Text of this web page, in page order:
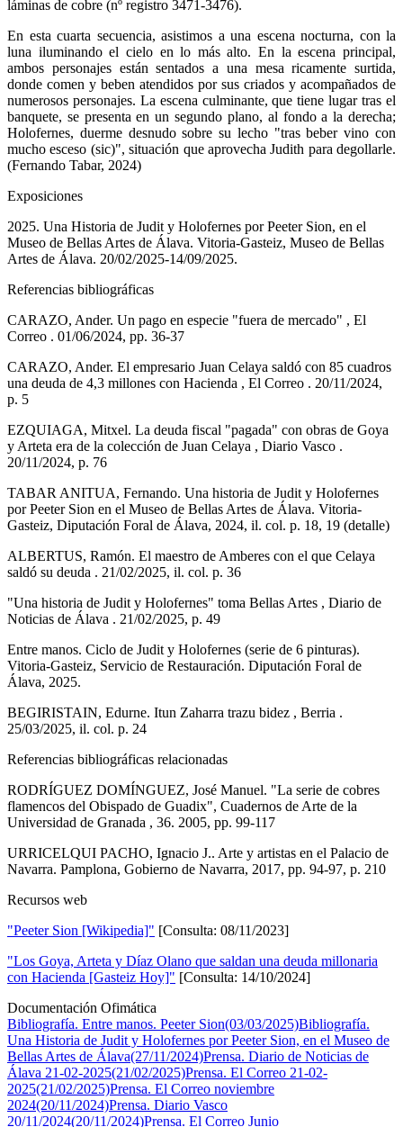
láminas de cobre (nº registro 3471-3476).
En esta cuarta secuencia, asistimos a una escena nocturna, con la
luna iluminando el cielo en lo más alto. En la escena principal,
ambos personajes están sentados a una mesa ricamente surtida,
donde comen y beben atendidos por sus criados y acompañados de
numerosos personajes. La escena culminante, que tiene lugar tras el
banquete, se presenta en un segundo plano, al fondo a la derecha;
Holofernes, duerme desnudo sobre su lecho "tras beber vino con
mucho esceso (sic)", situación que aprovecha Judith para degollarle.
(Fernando Tabar, 2024)
Exposiciones
2025. Una Historia de Judit y Holofernes por Peeter Sion, en el
Museo de Bellas Artes de Álava. Vitoria-Gasteiz, Museo de Bellas
Artes de Álava. 20/02/2025-14/09/2025.
Referencias bibliográficas
CARAZO, Ander. Un pago en especie "fuera de mercado" , El
Correo . 01/06/2024, pp. 36-37
CARAZO, Ander. El empresario Juan Celaya saldó con 85 cuadros
una deuda de 4,3 millones con Hacienda , El Correo . 20/11/2024,
p. 5
EZQUIAGA, Mitxel. La deuda fiscal "pagada" con obras de Goya
y Arteta era de la colección de Juan Celaya , Diario Vasco .
20/11/2024, p. 76
TABAR ANITUA, Fernando. Una historia de Judit y Holofernes
por Peeter Sion en el Museo de Bellas Artes de Álava. Vitoria-
Gasteiz, Diputación Foral de Álava, 2024, il. col. p. 18, 19 (detalle)
ALBERTUS, Ramón. El maestro de Amberes con el que Celaya
saldó su deuda . 21/02/2025, il. col. p. 36
"Una historia de Judit y Holofernes" toma Bellas Artes , Diario de
Noticias de Álava . 21/02/2025, p. 49
Entre manos. Ciclo de Judit y Holofernes (serie de 6 pinturas).
Vitoria-Gasteiz, Servicio de Restauración. Diputación Foral de
Álava, 2025.
BEGIRISTAIN, Edurne. Itun Zaharra trazu bidez , Berria .
25/03/2025, il. col. p. 24
Referencias bibliográficas relacionadas
RODRÍGUEZ DOMÍNGUEZ, José Manuel. "La serie de cobres
flamencos del Obispado de Guadix", Cuadernos de Arte de la
Universidad de Granada , 36. 2005, pp. 99-117
URRICELQUI PACHO, Ignacio J.. Arte y artistas en el Palacio de
Navarra. Pamplona, Gobierno de Navarra, 2017, pp. 94-97, p. 210
Recursos web
"Peeter Sion [Wikipedia]" [Consulta: 08/11/2023]
"Los Goya, Arteta y Díaz Olano que saldan una deuda millonaria
con Hacienda [Gasteiz Hoy]" [Consulta: 14/10/2024]
Documentación Ofimática
Bibliografía. Entre manos. Peeter Sion(03/03/2025)Bibliografía.
Una Historia de Judit y Holofernes por Peeter Sion, en el Museo de
Bellas Artes de Álava(27/11/2024)Prensa. Diario de Noticias de
Álava 21-02-2025(21/02/2025)Prensa. El Correo 21-02-
2025(21/02/2025)Prensa. El Correo noviembre
2024(20/11/2024)Prensa. Diario Vasco
20/11/2024(20/11/2024)Prensa. El Correo Junio